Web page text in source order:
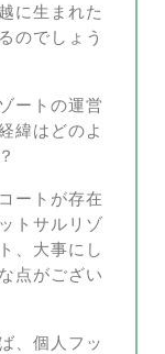
に生まれた
のでしょう
ートの運営
緯はどのよ
ートが存在
トサルリゾ
、大事にし
点がござい
、個人フッ